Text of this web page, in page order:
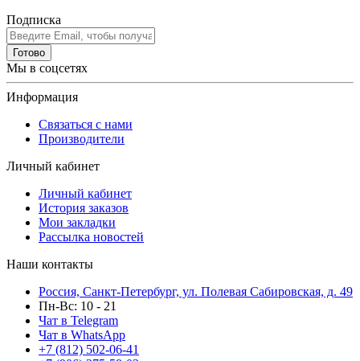
Подписка
Готово
Мы в соцсетях
Информация
Связаться с нами
Производители
Личный кабинет
Личный кабинет
История заказов
Мои закладки
Рассылка новостей
Наши контакты
Россия, Санкт-Петербург, ул. Полевая Сабировская, д. 49
Пн-Вс: 10 - 21
Чат в Telegram
Чат в WhatsApp
+7 (812) 502-06-41